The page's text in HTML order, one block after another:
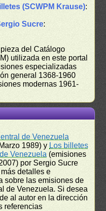
(SCWPM Krause):
Sucre:
del Catálogo
utilizada en este portal
especializadas
general 1368-1960
modernas 1961-
de Venezuela
1989) y Los billetes
Venezuela (emisiones
por Sergio Sucre
detalles e
sobre las emisiones de
de Venezuela. Si desea
al autor en la dirección
referencias